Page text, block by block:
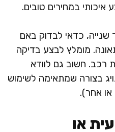
איכותי במחירים טובים.
שנייה, כדאי לבדוק באם
מומלץ לבצע בדיקה
רכב. חשוב גם לוודא
בצורה שמתאימה לשימוש
או אחר).
או